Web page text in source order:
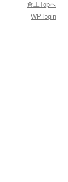
倉工Topへ
WP-login